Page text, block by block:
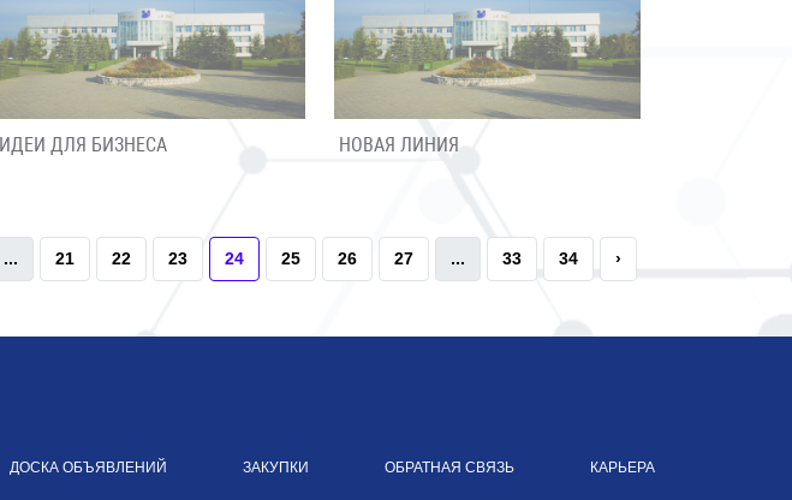
ИДЕИ ДЛЯ БИЗНЕСА НОВАЯ ЛИНИЯ
... 21 22 23 24 25 26 27 ... 33 34 ›
ДОСКА ОБЪЯВЛЕНИЙ ЗАКУПКИ ОБРАТНАЯ СВЯЗЬ КАРЬЕРА